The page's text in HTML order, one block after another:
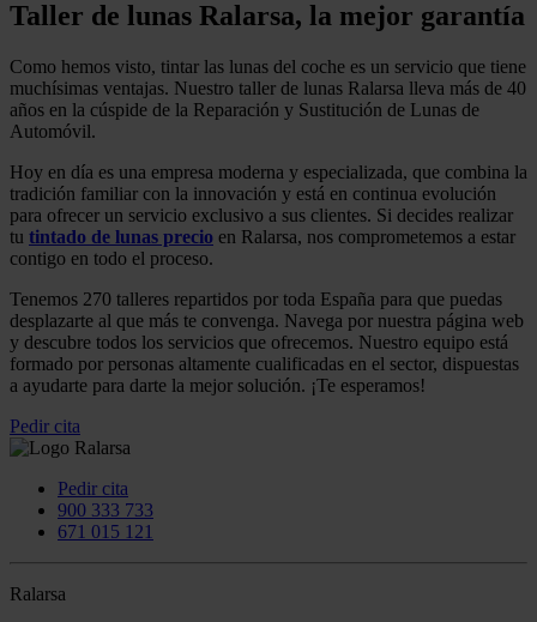
Taller de lunas Ralarsa, la mejor garantía
Como hemos visto, tintar las lunas del coche es un servicio que tiene
muchísimas ventajas. Nuestro taller de lunas Ralarsa lleva más de 40
años en la cúspide de la Reparación y Sustitución de Lunas de
Automóvil.
Hoy en día es una empresa moderna y especializada, que combina la
tradición familiar con la innovación y está en continua evolución
para ofrecer un servicio exclusivo a sus clientes. Si decides realizar
tu tintado de lunas precio en Ralarsa, nos comprometemos a estar
contigo en todo el proceso.
Tenemos 270 talleres repartidos por toda España para que puedas
desplazarte al que más te convenga. Navega por nuestra página web
y descubre todos los servicios que ofrecemos. Nuestro equipo está
formado por personas altamente cualificadas en el sector, dispuestas
a ayudarte para darte la mejor solución. ¡Te esperamos!
Pedir cita
Pedir cita
900 333 733
671 015 121
Ralarsa